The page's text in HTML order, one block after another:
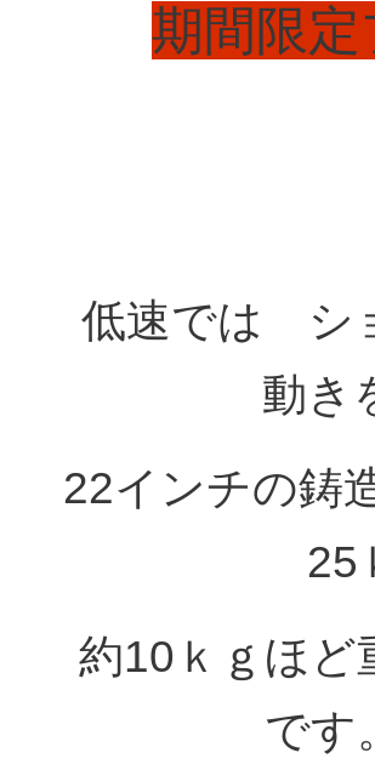
期間限
低速では シ
動き
22インチの鋳
25
約10ｋｇほ
です